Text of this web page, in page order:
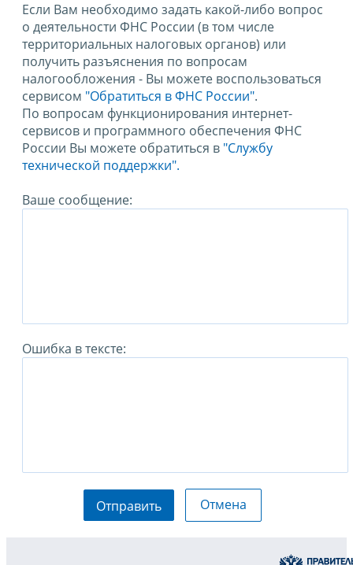
Если Вам необходимо задать какой-либо вопрос
о деятельности ФНС России (в том числе
территориальных налоговых органов) или
получить разъяснения по вопросам
налогообложения - Вы можете воспользоваться
сервисом "Обратиться в ФНС России".
По вопросам функционирования интернет-
сервисов и программного обеспечения ФНС
России Вы можете обратиться в "Службу
технической поддержки".
Ваше сообщение:
Ошибка в тексте:
Отправить Отмена